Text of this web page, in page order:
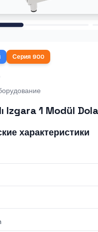
Серия 900
Izgara 1 Modül
характеристики